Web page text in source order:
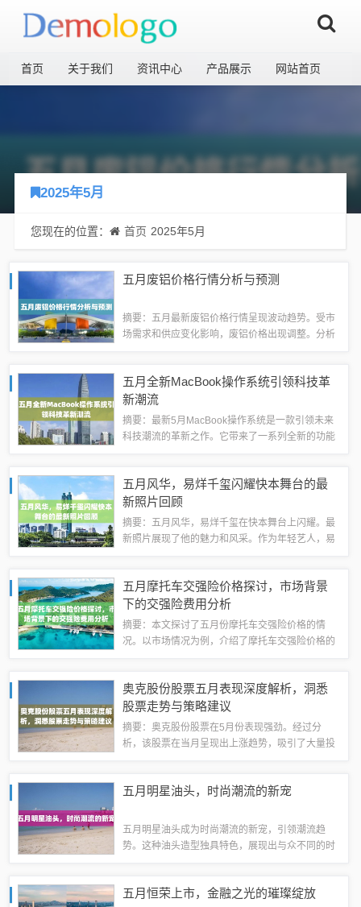
首页 关于我们 资讯中心 产品展示 网站首页
2025年5月
您现在的位置： 首页 2025年5月
五月废铝价格行情分析与预测
摘要：五月最新废铝价格行情呈现波动趋势。受市
场需求和供应变化影响，废铝价格出现调整。分析
确定性。建议相关企业和投资者密切关注市场动...
五月全新MacBook操作系统引领科技革
新潮流
摘要：最新5月MacBook操作系统是一款引领未来
科技潮流的革新之作。它带来了一系列全新的功能
户带来更高效的工作和娱乐体验。随着...
五月风华，易烊千玺闪耀快本舞台的最
新照片回顾
摘要：五月风华，易烊千玺在快本舞台上闪耀。最
新照片展现了他的魅力和风采。作为年轻艺人，易
现，相信他会继续闪耀着光芒，展现出更多的...
五月摩托车交强险价格探讨，市场背景
下的交强险费用分析
摘要：本文探讨了五月份摩托车交强险价格的情
况。以市场情况为例，介绍了摩托车交强险价格的
公司定价策略、政策调控等多种因素的影响。五...
奥克股份股票五月表现深度解析，洞悉
股票走势与策略建议
摘要：奥克股份股票在5月份表现强劲。经过分
析，该股票在当月呈现出上涨趋势，吸引了大量投
持有乐观态度。本文将深入探讨奥克股份在5月...
五月明星油头，时尚潮流的新宠
五月明星油头成为时尚潮流的新宠，引领潮流趋
势。这种油头造型独具特色，展现出与众不同的时
头”：时尚潮流的新宠五月明星油头的独特特...
五月恒荣上市，金融之光的璀璨绽放